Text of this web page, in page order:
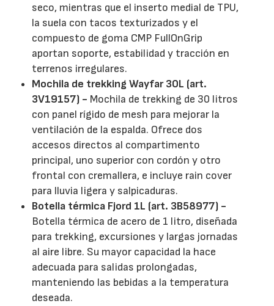
seco, mientras que el inserto medial de TPU,
la suela con tacos texturizados y el
compuesto de goma CMP FullOnGrip
aportan soporte, estabilidad y tracción en
terrenos irregulares.
Mochila de trekking Wayfar 30L (art.
3V19157) - Mochila de trekking de 30 litros
con panel rígido de mesh para mejorar la
ventilación de la espalda. Ofrece dos
accesos directos al compartimento
principal, uno superior con cordón y otro
frontal con cremallera, e incluye rain cover
para lluvia ligera y salpicaduras.
Botella térmica Fjord 1L (art. 3B58977) -
Botella térmica de acero de 1 litro, diseñada
para trekking, excursiones y largas jornadas
al aire libre. Su mayor capacidad la hace
adecuada para salidas prolongadas,
manteniendo las bebidas a la temperatura
deseada.